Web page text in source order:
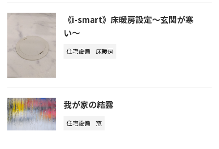
《i-smart》床暖房設定〜玄関が寒
い〜
住宅設備 床暖房
我が家の結露
住宅設備 窓